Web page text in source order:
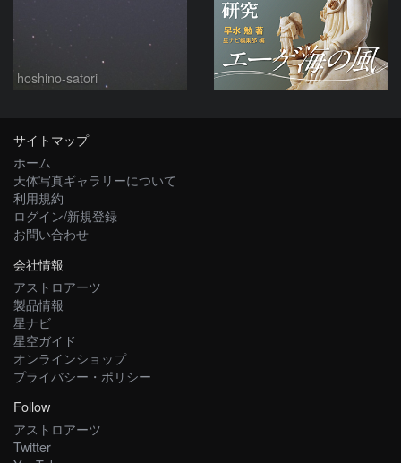
hoshino-satori
サイトマップ
ホーム
天体写真ギャラリーについて
利用規約
ログイン/新規登録
お問い合わせ
会社情報
アストロアーツ
製品情報
星ナビ
星空ガイド
オンラインショップ
プライバシー・ポリシー
Follow
アストロアーツ
Twitter